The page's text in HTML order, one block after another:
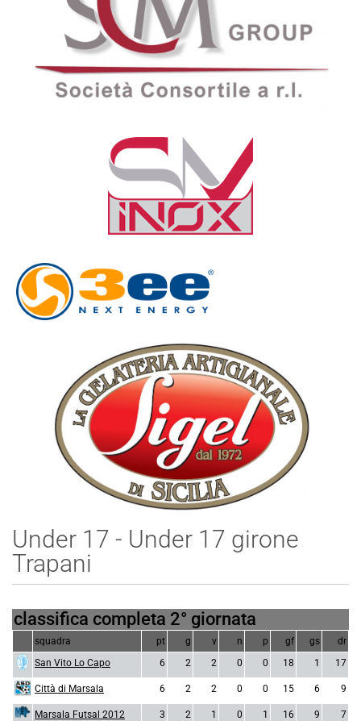
Under 17 - Under 17 girone
Trapani
classifica completa 2° giornata
squadra pt g v n p gf gs
dr
San Vito Lo Capo
6 2 2 0 0 18 1 17
Città di Marsala 6 2 2 0 0 15 6 9
Marsala Futsal 2012 3 2 1 0 1 16 9
7